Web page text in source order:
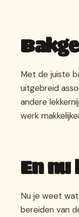
Met de juiste
uitgebreid
andere
werk
En
Nu je weet wat
bereiden van